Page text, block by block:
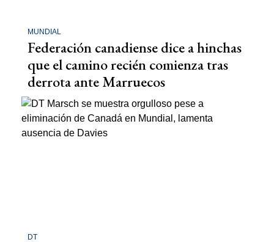
MUNDIAL
Federación canadiense dice a hinchas
que el camino recién comienza tras
derrota ante Marruecos
DT